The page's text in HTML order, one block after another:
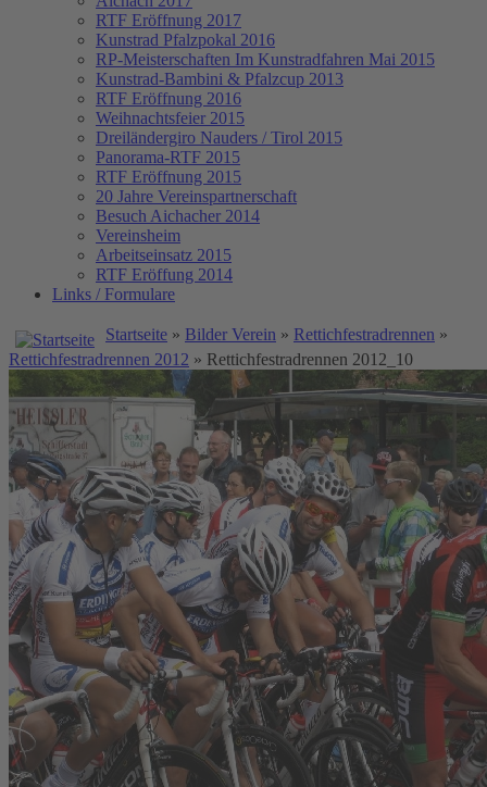
RTF Eröffnung 2017
Kunstrad Pfalzpokal 2016
RP-Meisterschaften Im Kunstradfahren Mai 2015
Kunstrad-Bambini & Pfalzcup 2013
RTF Eröffnung 2016
Weihnachtsfeier 2015
Dreiländergiro Nauders / Tirol 2015
Panorama-RTF 2015
RTF Eröffnung 2015
20 Jahre Vereinspartnerschaft
Besuch Aichacher 2014
Vereinsheim
Arbeitseinsatz 2015
RTF Eröffung 2014
Links / Formulare
Startseite » Bilder Verein » Rettichfestradrennen »
Rettichfestradrennen 2012 » Rettichfestradrennen 2012_10